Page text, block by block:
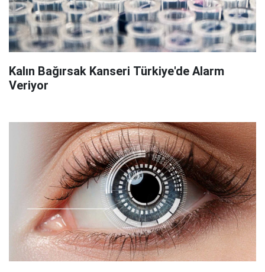
Kalın Bağırsak Kanseri Türkiye'de Alarm
Veriyor